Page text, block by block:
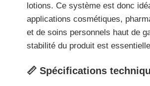
lotions. Ce système est donc
applications cosmétiques,
et de soins personnels haut de
stabilité du produit est
📏 Spécifications